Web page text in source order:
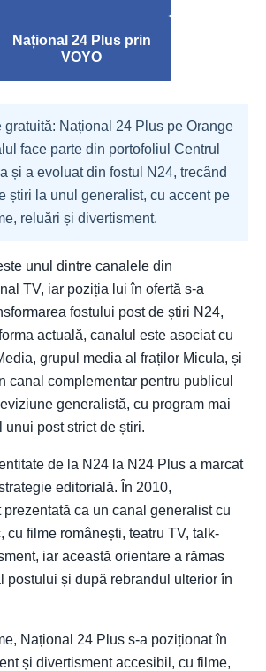
Național 24 Plus prin
VOYO
gratuită: Național 24 Plus pe Orange
face parte din portofoliul Centrul
și a evoluat din fostul N24, trecând
știri la unul generalist, cu accent pe
reluări și divertisment.
unul dintre canalele din
TV, iar poziția lui în ofertă s-a
fostului post de știri N24,
actuală, canalul este asociat cu
grupul media al fraților Micula, și
canal complementar pentru publicul
generalistă, cu program mai
unui post strict de știri.
de la N24 la N24 Plus a marcat
editorială. În 2010,
ca un canal generalist cu
cu filme românești, teatru TV, talk-
iar această orientare a rămas
postului și după rebrandul ulterior în
Național 24 Plus s-a poziționat în
și divertisment accesibil, cu filme,